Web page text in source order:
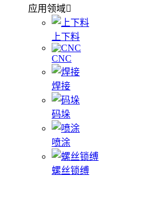
应用领域
上下料
CNC
焊接
码垛
喷涂
螺丝锁缚